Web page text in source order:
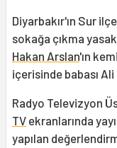
Diyarbakır'ın Sur
sokağa çıkma
Hakan Arslan'ın
içerisinde babası
Radyo Televizyon
TV ekranlarında
yapılan